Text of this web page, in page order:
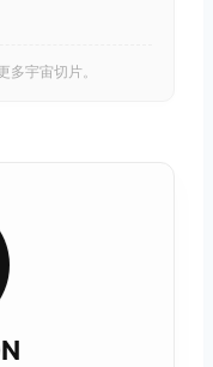
多宇宙切片。